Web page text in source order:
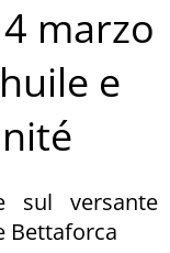
marzo
e
sul versante
Bettaforca